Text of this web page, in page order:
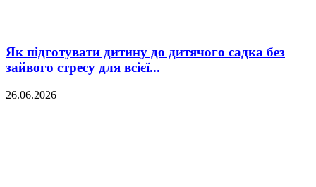
Як підготувати дитину до дитячого садка без
зайвого стресу для всієї...
26.06.2026